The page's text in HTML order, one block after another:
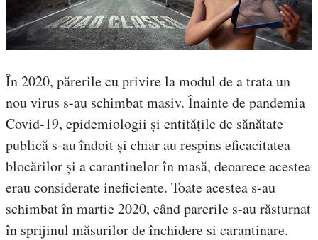
În 2020, părerile cu privire la modul de a trata un
nou virus s-au schimbat masiv. Înainte de pandemia
Covid-19, epidemiologii și entitățile de sănătate
publică s-au îndoit și chiar au respins eficacitatea
blocărilor și a carantinelor în masă, deoarece acestea
erau considerate ineficiente. Toate acestea s-au
schimbat în martie 2020, când parerile s-au răsturnat
în sprijinul măsurilor de închidere si carantinare.